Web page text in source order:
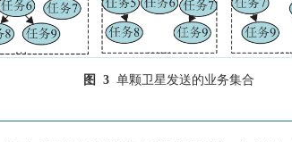
图 3 单颗卫星发送的业务集合